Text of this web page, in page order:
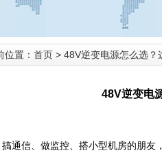
位置： 首页 > 48V逆变电源怎么选？
48V逆变电
通信、做监控、搭小型机房的朋